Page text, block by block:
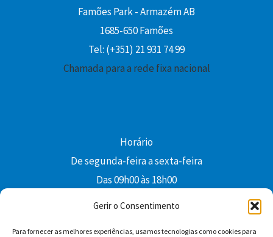
Gerir o Consentimento
Para fornecer as melhores experiências, usamos tecnologias como cookies para
Famões Park - Armazém AB
1685-650 Famões
Tel: (+351) 21 931 74 99
Chamada para a rede fixa nacional
Horário
De segunda-feira a sexta-feira
Das 09h00 às 18h00